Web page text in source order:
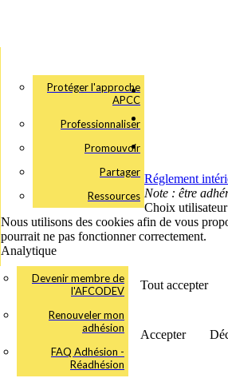
Protéger l'approche
APCC
Professionnaliser
Promouvoir
Partager
Ressources
Devenir membre de
l'AFCODEV
Renouveler mon
adhésion
FAQ Adhésion -
Réadhésion
Réglement
Note : être
Choix
Nous utilisons des cookies afin de vous
pourrait ne pas fonctionner correctement.
Tout accepter
Analytique
Accepter